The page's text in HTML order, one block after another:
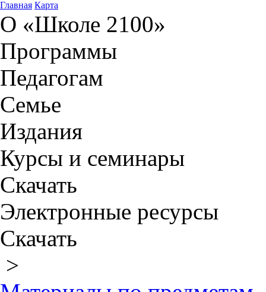
Главная Карта
О «Школе 2100»
Программы
Педагогам
Семье
Издания
Курсы и семинары
Скачать
Электронные ресурсы
Скачать
>